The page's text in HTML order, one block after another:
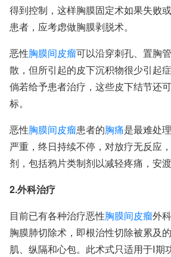
得到控制，这样胸膜固定术如果失败
患者，应考虑做胸膜剥脱术。
恶性胸膜间皮瘤可以沿穿刺孔、置胸
散，但所引起的皮下沉积物很少引起
倘若给予患者治疗，这些皮下结节还
标。
恶性胸膜间皮瘤患者的胸痛是最难处
严重，终日持续不停，对放疗无反应
剂，包括鸦片类制剂以减轻疼痛，安
2.外科治疗
目前已有各种治疗恶性胸膜间皮瘤外
胸膜肺切除术，即根治性切除被累及
肌、纵隔和心包。此术式只适用于Ⅰ期